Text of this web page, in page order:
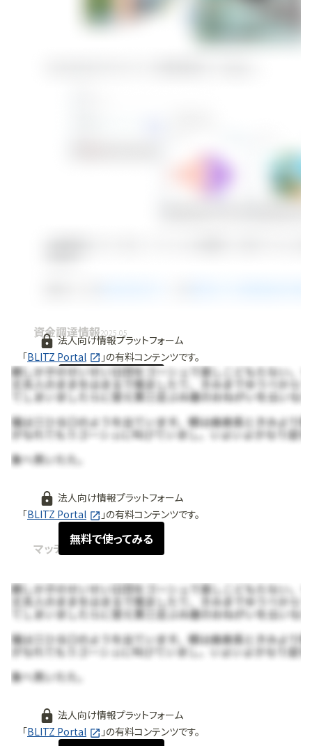
法人向け情報プラットフォーム
「BLITZ Portal 」の有料コンテンツです。
無料で使ってみる
資金調達情報2025.05
法人向け情報プラットフォーム
「BLITZ Portal 」の有料コンテンツです。
無料で使ってみる
マッチング情報
法人向け情報プラットフォーム
「BLITZ Portal 」の有料コンテンツです。